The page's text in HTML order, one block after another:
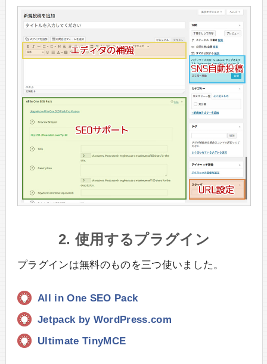
2. 使用するプラグイン
プラグインは無料のものを三つ使いました。
All in One SEO Pack
Jetpack by WordPress.com
Ultimate TinyMCE